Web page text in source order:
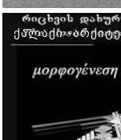
ᲥᲐᲚᲐᲥᲘ -